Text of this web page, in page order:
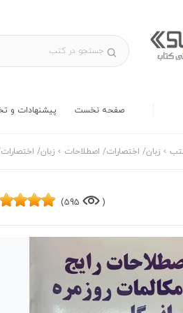
صفحه نخست پیشنهادات و
زبان/ اختصارات/ اصطلاحات زبان/
(
595)